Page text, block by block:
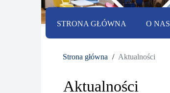
STRONA GŁÓWNA O NAS
Strona główna Aktualności
Aktualności